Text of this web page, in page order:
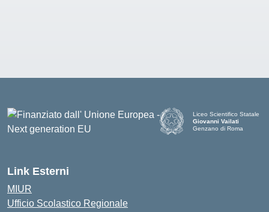
Liceo Scientifico Statale
Giovanni Vailati
Genzano di Roma
Link Esterni
MIUR
Ufficio Scolastico Regionale